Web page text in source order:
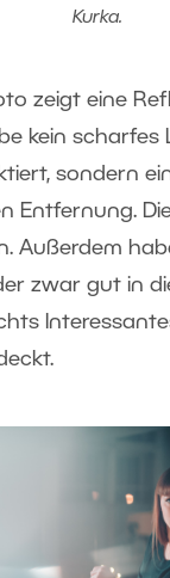
Kurka.
zeigt eine
kein scharfes
sondern
Entfernung.
Außerdem
zwar gut in